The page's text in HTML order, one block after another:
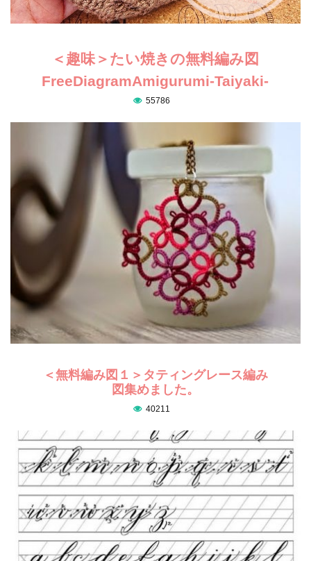
＜趣味＞たい焼きの無料編み図
FreeDiagramAmigurumi-Taiyaki-
55786
＜無料編み図１＞タティングレース編み
図集めました。
40211